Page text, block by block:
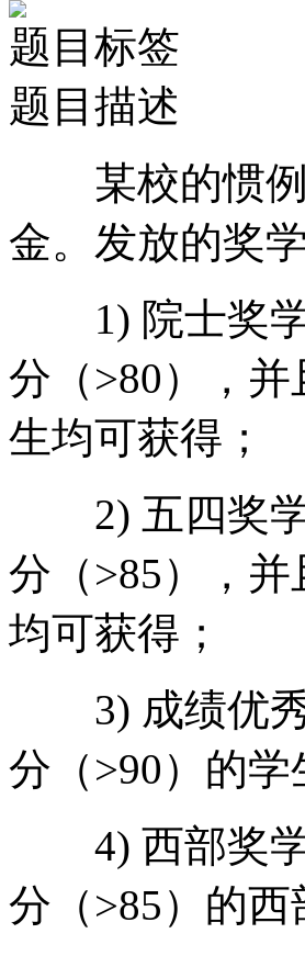
题目标签
题目描述
某校的惯例
金。发放的奖
1) 院士奖学
分（>80），
生均可获得；
2) 五四奖学
分（>85），
均可获得；
3) 成绩优秀
分（>90）的
4) 西部奖学
分（>85）的